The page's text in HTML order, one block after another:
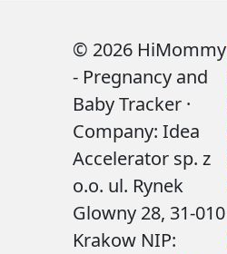
© 2026 HiMommy
- Pregnancy and
Baby Tracker ·
Company: Idea
Accelerator sp. z
o.o. ul. Rynek
Glowny 28, 31-010
Krakow NIP: